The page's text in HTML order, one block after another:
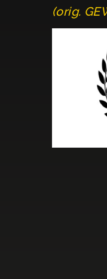
(orig.